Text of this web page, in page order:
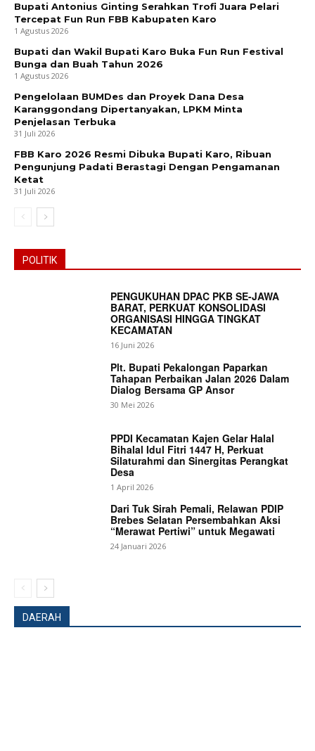
Magazine PRO
Bupati Antonius Ginting Serahkan Trofi Juara Pelari
Tercepat Fun Run FBB Kabupaten Karo
1 Agustus 2026
Bupati dan Wakil Bupati Karo Buka Fun Run Festival
Bunga dan Buah Tahun 2026
1 Agustus 2026
Pengelolaan BUMDes dan Proyek Dana Desa
Karanggondang Dipertanyakan, LPKM Minta
Penjelasan Terbuka
31 Juli 2026
FBB Karo 2026 Resmi Dibuka Bupati Karo, Ribuan
Pengunjung Padati Berastagi Dengan Pengamanan
Ketat
31 Juli 2026
POLITIK
PENGUKUHAN DPAC PKB SE-JAWA
BARAT, PERKUAT KONSOLIDASI
ORGANISASI HINGGA TINGKAT
KECAMATAN
16 Juni 2026
Plt. Bupati Pekalongan Paparkan
Tahapan Perbaikan Jalan 2026 Dalam
Dialog Bersama GP Ansor
30 Mei 2026
PPDI Kecamatan Kajen Gelar Halal
Bihalal Idul Fitri 1447 H, Perkuat
Silaturahmi dan Sinergitas Perangkat
Desa
1 April 2026
Dari Tuk Sirah Pemali, Relawan PDIP
Brebes Selatan Persembahkan Aksi
“Merawat Pertiwi” untuk Megawati
24 Januari 2026
DAERAH